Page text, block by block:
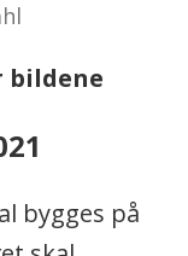
bildene
bygges på